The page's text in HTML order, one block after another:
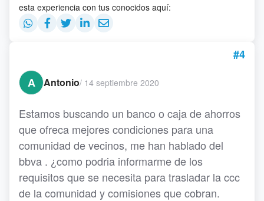
esta experiencia con tus conocidos aquí:
#4
A
Antonio/ 14 septiembre 2020
Estamos buscando un banco o caja de ahorros
que ofreca mejores condiciones para una
comunidad de vecinos, me han hablado del
bbva . ¿como podria informarme de los
requisitos que se necesita para trasladar la ccc
de la comunidad y comisiones que cobran.